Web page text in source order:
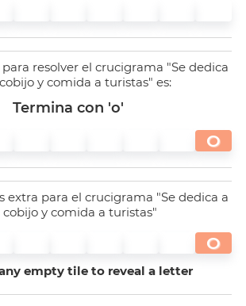
resolver el crucigrama "Se dedica
y comida a turistas" es:
Termina con 'o'
O
extra para el crucigrama "Se dedica a
cobijo y comida a turistas"
O
empty tile to reveal a letter